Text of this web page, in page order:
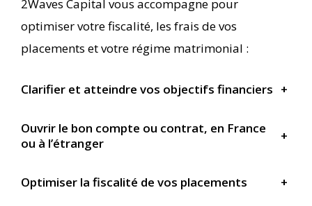
2Waves Capital vous accompagne pour
optimiser votre fiscalité, les frais de vos
placements et votre régime matrimonial :
Clarifier et atteindre vos objectifs financiers +
Ouvrir le bon compte ou contrat, en France
ou à l’étranger
+
Optimiser la fiscalité de vos placements +